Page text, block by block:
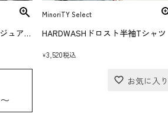
【メール便送料無料】ラグジュアリータンクトップ
〜
MinoriTY Select
HARDWASHドロスト半袖Tシャツ
¥3,520税込